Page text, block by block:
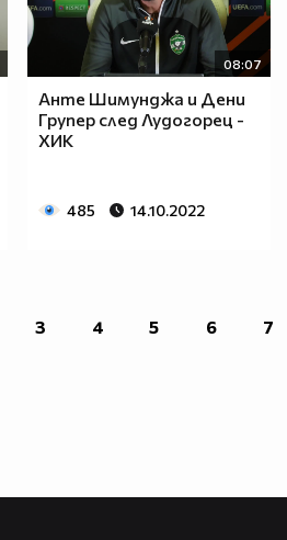
08:07
Анте Шимунджа и Дени
Групер след Лудогорец -
ХИК
485 14.10.2022
3 4 5 6 7